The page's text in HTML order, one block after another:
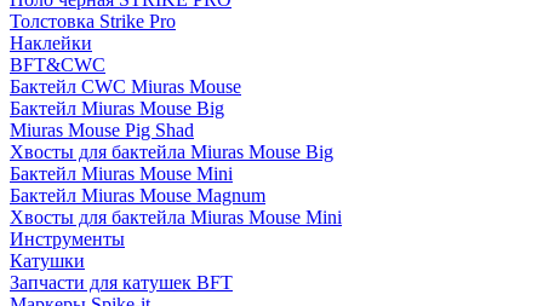
Толстовка Strike Pro
Наклейки
BFT&CWC
Бактейл CWC Miuras Mouse
Бактейл Miuras Mouse Big
Miuras Mouse Pig Shad
Хвосты для бактейла Miuras Mouse Big
Бактейл Miuras Mouse Mini
Бактейл Miuras Mouse Magnum
Хвосты для бактейла Miuras Mouse Mini
Инструменты
Катушки
Запчасти для катушек BFT